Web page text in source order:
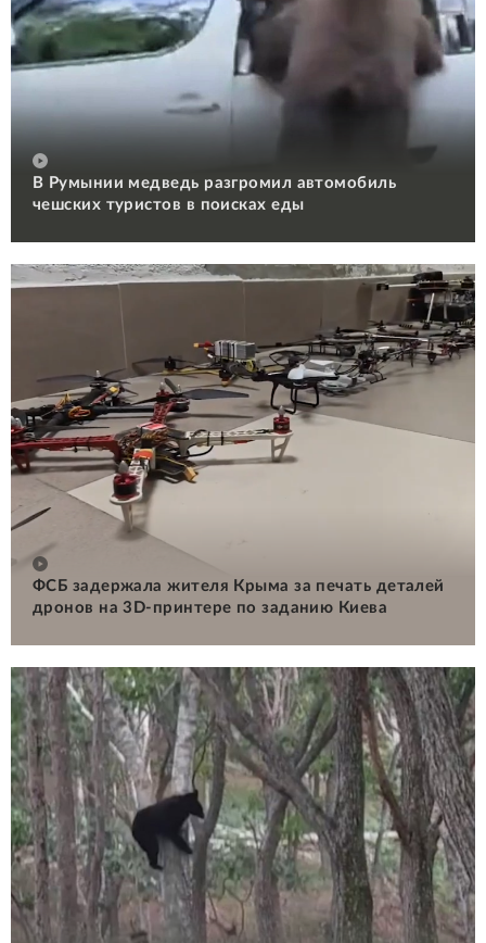
В Румынии медведь разгромил автомобиль
чешских туристов в поисках еды
ФСБ задержала жителя Крыма за печать деталей
дронов на 3D-принтере по заданию Киева